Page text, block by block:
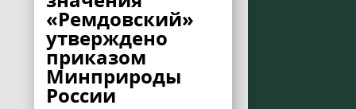
«Ремдовский»
утверждено
приказом
Минприроды
России